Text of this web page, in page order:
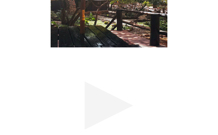
daran, Handtücher mitzubringen. Das Thaba Nkwe
Bushveld Inn bietet auch Lohnunternehmer und
Langzeitmieten zu Sonderpreisen an.
DAS RESTAURANT